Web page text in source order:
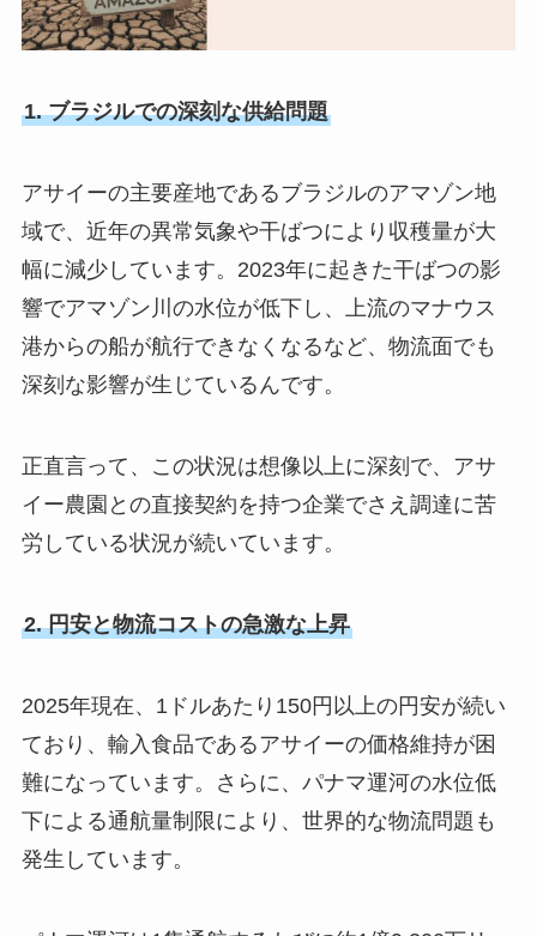
1. ブラジルでの深刻な供給問題
アサイーの主要産地であるブラジルのアマゾン地
域で、近年の異常気象や干ばつにより収穫量が大
幅に減少しています。2023年に起きた干ばつの影
響でアマゾン川の水位が低下し、上流のマナウス
港からの船が航行できなくなるなど、物流面でも
深刻な影響が生じているんです。
正直言って、この状況は想像以上に深刻で、アサ
イー農園との直接契約を持つ企業でさえ調達に苦
労している状況が続いています。
2. 円安と物流コストの急激な上昇
2025年現在、1ドルあたり150円以上の円安が続い
ており、輸入食品であるアサイーの価格維持が困
難になっています。さらに、パナマ運河の水位低
下による通航量制限により、世界的な物流問題も
発生しています。